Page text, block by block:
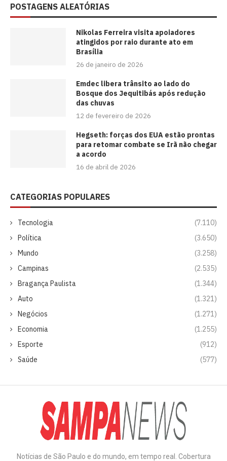
POSTAGENS ALEATÓRIAS
Nikolas Ferreira visita apoiadores
atingidos por raio durante ato em
Brasília
26 de janeiro de 2026
Emdec libera trânsito ao lado do
Bosque dos Jequitibás após redução
das chuvas
12 de fevereiro de 2026
Hegseth: forças dos EUA estão prontas
para retomar combate se Irã não chegar
a acordo
16 de abril de 2026
CATEGORIAS POPULARES
Tecnologia
(7.110)
Política
(3.650)
Mundo
(3.258)
Campinas
(2.535)
Bragança Paulista
(1.344)
Auto
(1.321)
Negócios
(1.271)
Economia
(1.255)
Esporte
(912)
Saúde
(577)
Notícias de São Paulo e do mundo, em tempo real. Cobertura